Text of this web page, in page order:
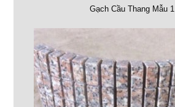
Gạch Cầu Thang Mẫu 1